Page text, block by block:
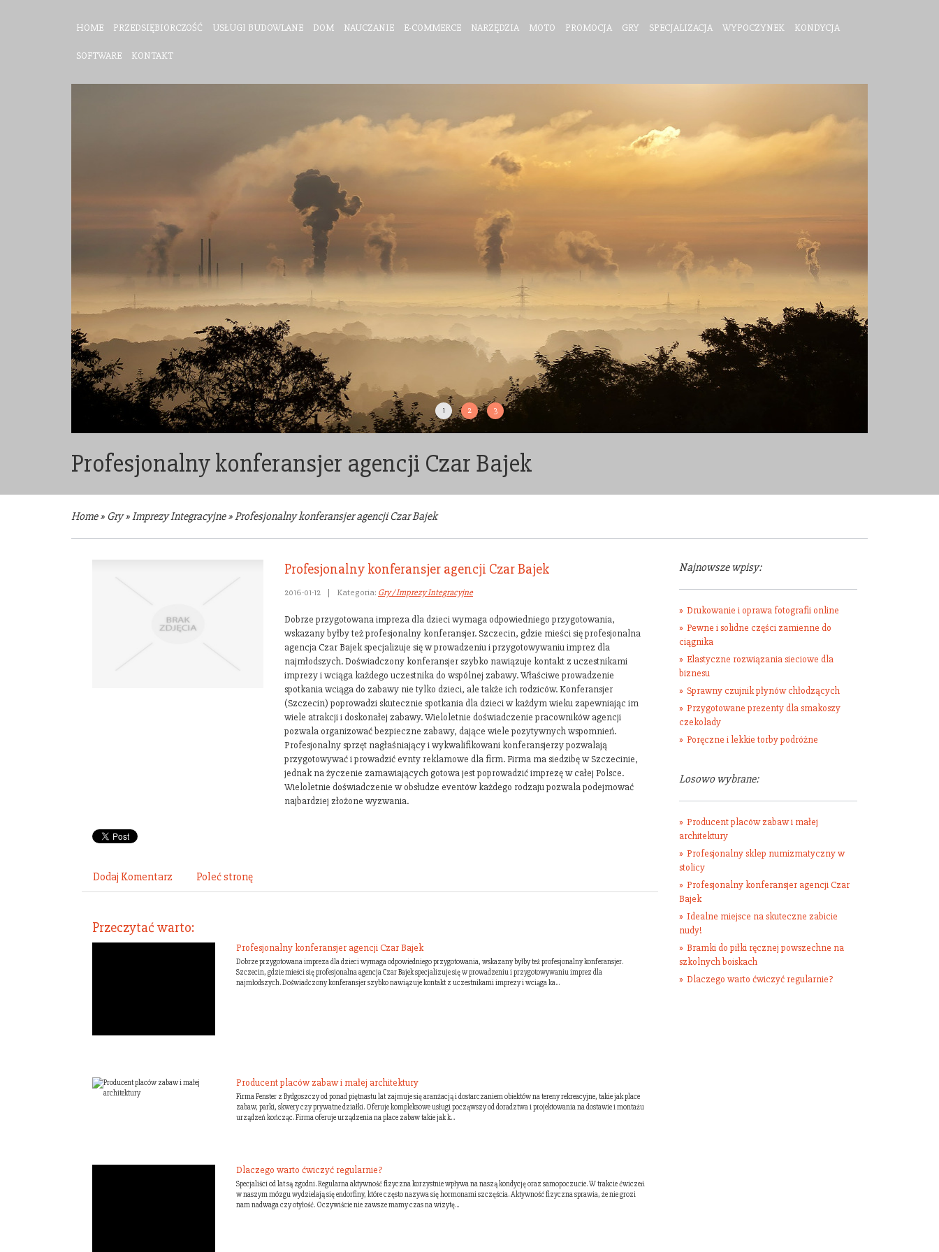
HOME PRZEDSIĘBIORCZOŚĆ USŁUGI BUDOWLANE DOM NAUCZANIE E-COMMERCE NARZĘDZIA MOTO PROMOCJA GRY SPECJALIZACJA WYPOCZYNEK KONDYCJA
SOFTWARE KONTAKT
1 2 3
Profesjonalny konferansjer agencji Czar Bajek
Home» Gry»Imprezy Integracyjne»Profesjonalny konferansjer agencji Czar Bajek
Profesjonalny konferansjer agencji Czar Bajek
2016-01-12 | Kategoria: Gry / Imprezy Integracyjne
Dobrze przygotowana impreza dla dzieci wymaga odpowiedniego przygotowania,
wskazany byłby też profesjonalny konferansjer. Szczecin, gdzie mieści się profesjonalna
agencja Czar Bajek specjalizuje się w prowadzeniu i przygotowywaniu imprez dla
najmłodszych. Doświadczony konferansjer szybko nawiązuje kontakt z uczestnikami
imprezy i wciąga każdego uczestnika do wspólnej zabawy. Właściwe prowadzenie
spotkania wciąga do zabawy nie tylko dzieci, ale także ich rodziców. Konferansjer
(Szczecin) poprowadzi skutecznie spotkania dla dzieci w każdym wieku zapewniając im
wiele atrakcji i doskonałej zabawy. Wieloletnie doświadczenie pracowników agencji
pozwala organizować bezpieczne zabawy, dające wiele pozytywnych wspomnień.
Profesjonalny sprzęt nagłaśniający i wykwalifikowani konferansjerzy pozwalają
przygotowywać i prowadzić evnty reklamowe dla firm. Firma ma siedzibę w Szczecinie,
jednak na życzenie zamawiających gotowa jest poprowadzić imprezę w całej Polsce.
Wieloletnie doświadczenie w obsłudze eventów każdego rodzaju pozwala podejmować
najbardziej złożone wyzwania.
Dodaj Komentarz Poleć stronę
Przeczytać warto:
Profesjonalny konferansjer agencji Czar Bajek
Dobrze przygotowana impreza dla dzieci wymaga odpowiedniego przygotowania, wskazany byłby też profesjonalny konferansjer.
Szczecin, gdzie mieści się profesjonalna agencja Czar Bajek specjalizuje się w prowadzeniu i przygotowywaniu imprez dla
najmłodszych. Doświadczony konferansjer szybko nawiązuje kontakt z uczestnikami imprezy i wciąga ka...
Producent placów zabaw i małej architektury
Firma Fenster z Bydgoszczy od ponad piętnastu lat zajmuje się aranżacją i dostarczaniem obiektów na tereny rekreacyjne, takie jak place
zabaw, parki, skwery czy prywatne działki. Oferuje kompleksowe usługi począwszy od doradztwa i projektowania na dostawie i montażu
urządzeń kończąc. Firma oferuje urządzenia na place zabaw takie jak k...
Dlaczego warto ćwiczyć regularnie?
Specjaliści od lat są zgodni. Regularna aktywność fizyczna korzystnie wpływa na naszą kondycję oraz samopoczucie. W trakcie ćwiczeń
w naszym mózgu wydzielają się endorfiny, które często nazywa się hormonami szczęścia. Aktywność fizyczna sprawia, że nie grozi
nam nadwaga czy otyłość. Oczywiście nie zawsze mamy czas na wizytę...
Najnowsze wpisy:
Drukowanie i oprawa fotografii online
Pewne i solidne części zamienne do
ciągnika
Elastyczne rozwiązania sieciowe dla
biznesu
Sprawny czujnik płynów chłodzących
Przygotowane prezenty dla smakoszy
czekolady
Poręczne i lekkie torby podróżne
Losowo wybrane:
Producent placów zabaw i małej
architektury
Profesjonalny sklep numizmatyczny w
stolicy
Profesjonalny konferansjer agencji Czar
Bajek
Idealne miejsce na skuteczne zabicie
nudy!
Bramki do piłki ręcznej powszechne na
szkolnych boiskach
Dlaczego warto ćwiczyć regularnie?